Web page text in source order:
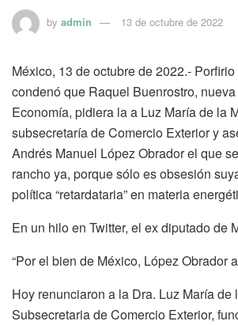
by admin 13 de octubre de 2022
México, 13 de octubre de 2022.-
condenó que Raquel Buenrostro,
Economía, pidiera la a Luz María de la
subsecretaría de Comercio Exterior y
Andrés Manuel López Obrador el que
rancho ya, porque sólo es obsesión
política “retardataria” en materia
En un hilo en Twitter, el ex diputado de
“Por el bien de México, López Obrador
Hoy renunciaron a la Dra. Luz María de
Subsecretaria de Comercio Exterior,